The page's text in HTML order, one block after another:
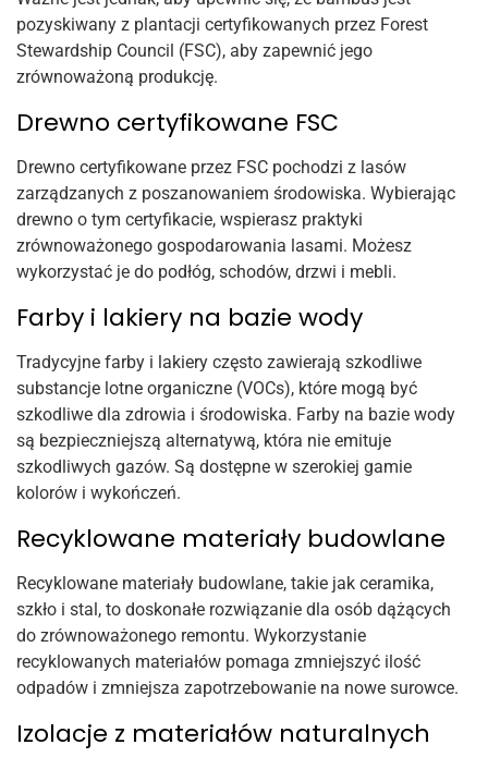
pozyskiwany z plantacji certyfikowanych przez Forest
Stewardship Council (FSC), aby zapewnić jego
zrównoważoną produkcję.
Drewno certyfikowane FSC
Drewno certyfikowane przez FSC pochodzi z lasów
zarządzanych z poszanowaniem środowiska. Wybierając
drewno o tym certyfikacie, wspierasz praktyki
zrównoważonego gospodarowania lasami. Możesz
wykorzystać je do podłóg, schodów, drzwi i mebli.
Farby i lakiery na bazie wody
Tradycyjne farby i lakiery często zawierają szkodliwe
substancje lotne organiczne (VOCs), które mogą być
szkodliwe dla zdrowia i środowiska. Farby na bazie wody
są bezpieczniejszą alternatywą, która nie emituje
szkodliwych gazów. Są dostępne w szerokiej gamie
kolorów i wykończeń.
Recyklowane materiały budowlane
Recyklowane materiały budowlane, takie jak ceramika,
szkło i stal, to doskonałe rozwiązanie dla osób dążących
do zrównoważonego remontu. Wykorzystanie
recyklowanych materiałów pomaga zmniejszyć ilość
odpadów i zmniejsza zapotrzebowanie na nowe surowce.
Izolacje z materiałów naturalnych